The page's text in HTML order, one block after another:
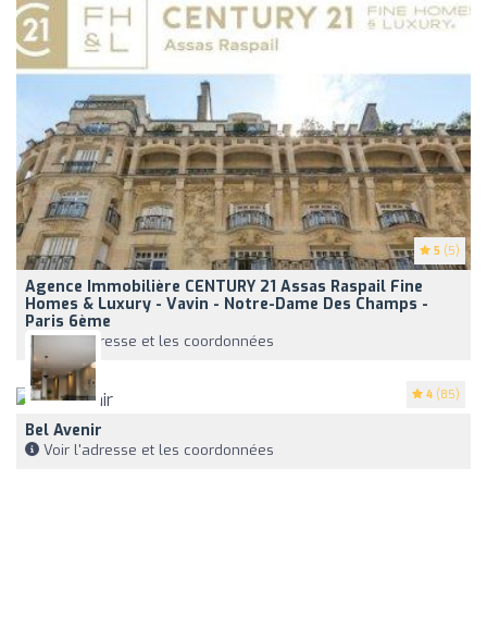
5 (5)
Agence Immobilière CENTURY 21 Assas Raspail Fine
Homes & Luxury - Vavin - Notre-Dame Des Champs -
Paris 6ème
Voir l'adresse et les coordonnées
4 (85)
Bel Avenir
Voir l'adresse et les coordonnées